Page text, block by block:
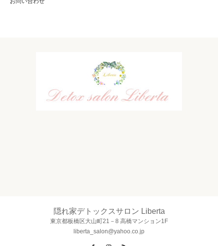
隠れ家デトックスサロン Liberta
東京都板橋区大山町21－8 高橋マンション1F
liberta_salon@yahoo.co.jp